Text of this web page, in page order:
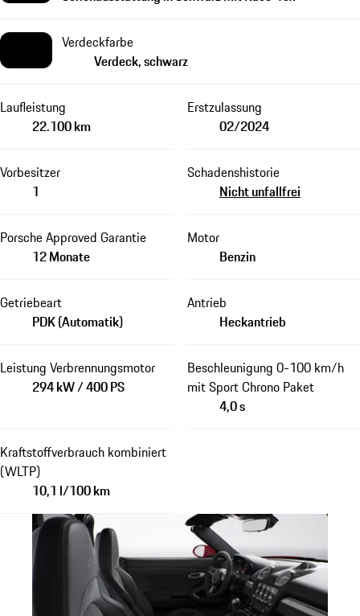
Verdeckfarbe
Verdeck, schwarz
Laufleistung
22.100 km
Erstzulassung
02/2024
Vorbesitzer
1
Schadenshistorie
Nicht unfallfrei
Porsche Approved Garantie
12 Monate
Motor
Benzin
Getriebeart
PDK (Automatik)
Antrieb
Heckantrieb
Leistung Verbrennungsmotor
294 kW / 400 PS
Beschleunigung 0-100 km/h
mit Sport Chrono Paket
4,0 s
Kraftstoffverbrauch kombiniert
(WLTP)
10,1 l/100 km